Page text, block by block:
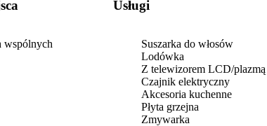
wspólnych
Usługi
Suszarka do włosów
Lodówka
Z telewizorem LCD/plazmą
Czajnik elektryczny
Akcesoria kuchenne
Płyta grzejna
Zmywarka